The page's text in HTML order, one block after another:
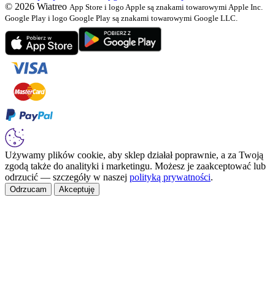
© 2026 Wiatreo App Store i logo Apple są znakami towarowymi Apple Inc.
Google Play i logo Google Play są znakami towarowymi Google LLC.
Używamy plików cookie, aby sklep działał poprawnie, a za Twoją
zgodą także do analityki i marketingu. Możesz je zaakceptować lub
odrzucić — szczegóły w naszej polityką prywatności.
Odrzucam Akceptuję